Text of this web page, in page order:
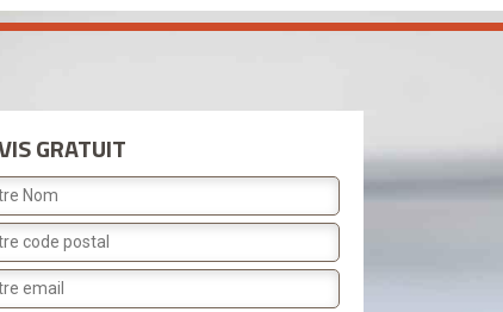
GRATUIT